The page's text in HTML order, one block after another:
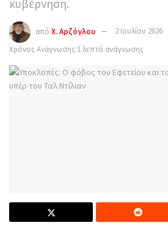
κυβέρνηση.
από Χ. Αρζόγλου
2 Ιουλίου 2026
Χρόνος Ανάγνωσης:1 λεπτό ανάγνωσης